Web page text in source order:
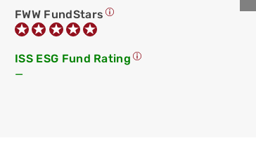
FWW FundStars
ISS ESG Fund Rating
—